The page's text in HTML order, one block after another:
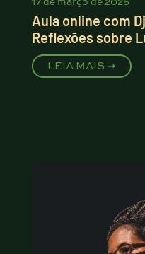
17 de março de 2025
Aula online com
Reflexões sobre
LEIA MAIS ➝